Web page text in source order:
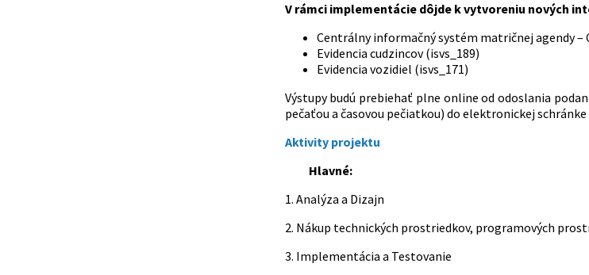
V rámci implementácie dôjde k vytvoreniu nových
Centrálny informačný systém matričnej agendy –
Evidencia cudzincov (isvs_189)
Evidencia vozidiel (isvs_171)
Výstupy budú prebiehať plne online od odoslania
pečaťou a časovou pečiatkou) do elektronickej
Aktivity projektu
Hlavné:
1. Analýza a Dizajn
2. Nákup technických prostriedkov, programových
3. Implementácia a Testovanie